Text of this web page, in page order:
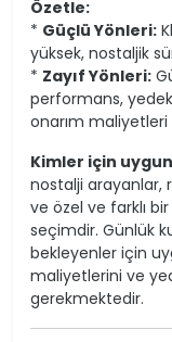
Özetle:
* Güçlü Yönleri:
yüksek, nostaljik
* Zayıf Yönleri:
performans,
onarım maliyetleri
Kimler için
nostalji arayanlar,
ve özel ve farklı
seçimdir. Günlük
bekleyenler için
maliyetlerini ve
gerekmektedir.